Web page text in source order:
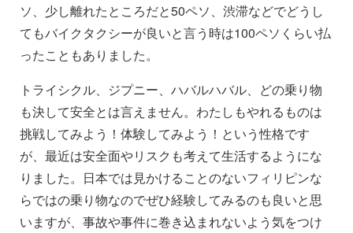
ソ、少し離れたところだと50ペソ、渋滞などでどうし
てもバイクタクシーが良いと言う時は100ペソくらい払
ったこともありました。
トライシクル、ジプニー、ハバルハバル、どの乗り物
も決して安全とは言えません。わたしもやれるものは
挑戦してみよう！体験してみよう！という性格です
が、最近は安全面やリスクも考えて生活するようにな
りました。日本では見かけることのないフィリピンな
らではの乗り物なのでぜひ経験してみるのも良いと思
いますが、事故や事件に巻き込まれないよう気をつけ